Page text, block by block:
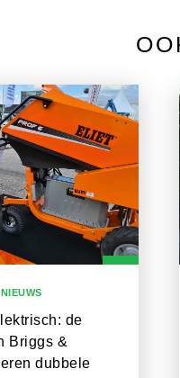
de
Briggs &
dubbele